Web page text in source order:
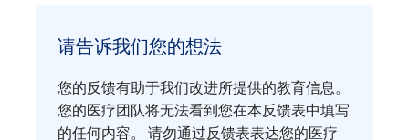
告
我
们
您
请告诉我们您的想法
您的反馈有助于我们改进所提供的教育信息。
您的医疗团队将无法看到您在本反馈表中填写
的任何内容。 请勿通过反馈表表达您的医疗